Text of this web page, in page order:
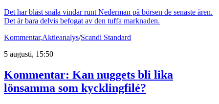
Det har blåst snåla vindar runt Nederman på börsen de senaste åren.
Det är bara delvis befogat av den tuffa marknaden.
Kommentar,Aktieanalys/Scandi Standard
5 augusti, 15:50
Kommentar: Kan nuggets bli lika
lönsamma som kycklingfilé?